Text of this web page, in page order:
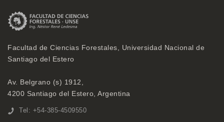
Facultad de Ciencias Forestales, Universidad Nacional de
Santiago del Estero
Av. Belgrano (s) 1912,
4200 Santiago del Estero, Argentina
Tel: +54-385-4509550